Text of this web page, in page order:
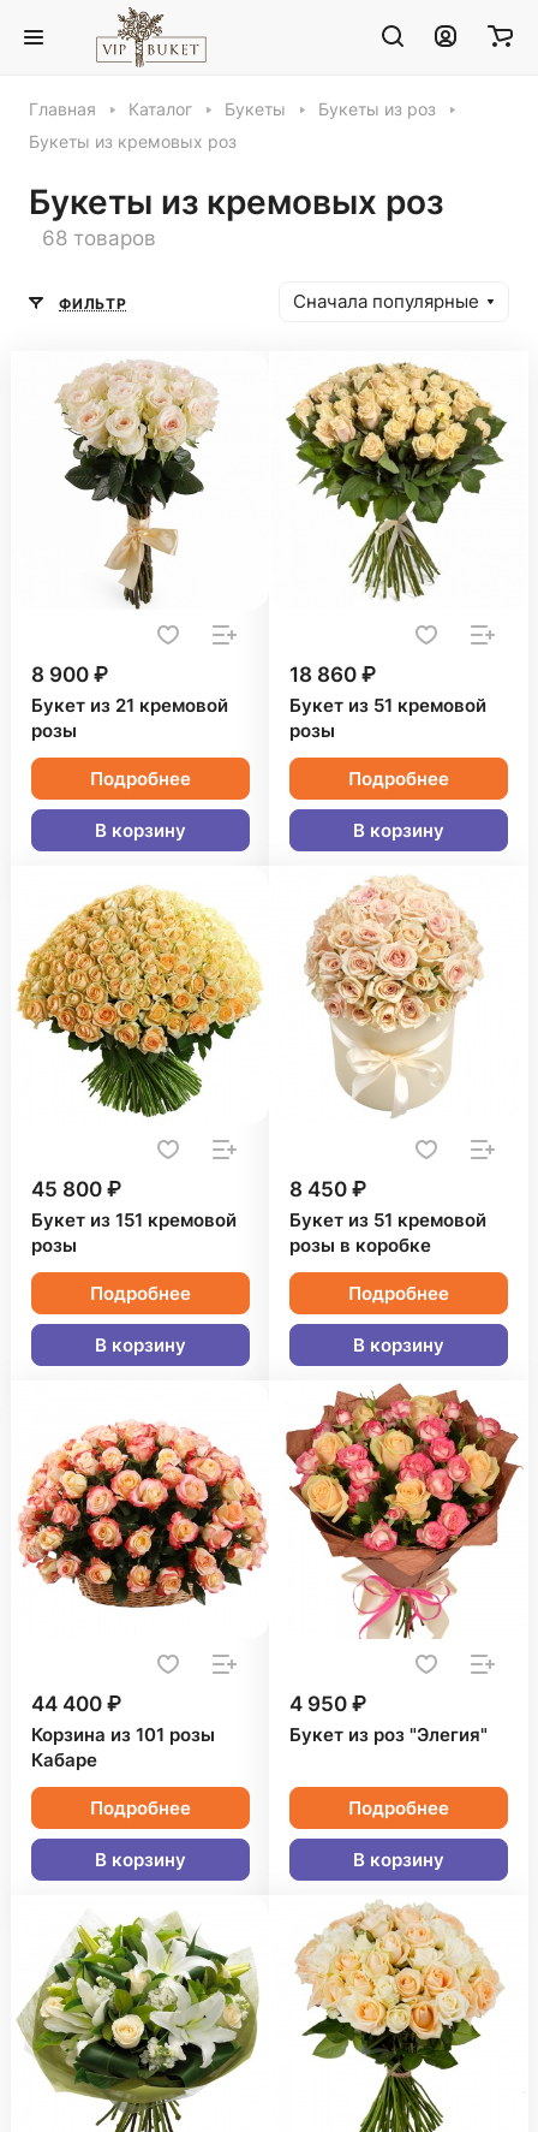
Главная Каталог Букеты
Букеты из роз
Букеты из кремовых роз
Букеты из кремовых роз
68 товаров
ФИЛЬТР Сначала популярные
8 900 ₽
Букет из 21 кремовой
розы
Подробнее
В корзину
18 860 ₽
Букет из 51 кремовой
розы
Подробнее
В корзину
45 800 ₽
Букет из 151 кремовой
розы
Подробнее
В корзину
8 450 ₽
Букет из 51 кремовой
розы в коробке
Подробнее
В корзину
44 400 ₽
Корзина из 101 розы
Кабаре
Подробнее
В корзину
4 950 ₽
Букет из роз "Элегия"
Подробнее
В корзину